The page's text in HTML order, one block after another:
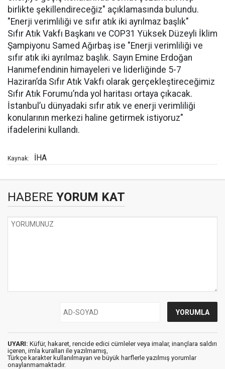
birlikte şekillendireceğiz" açıklamasında bulundu.
"Enerji verimliliği ve sıfır atık iki ayrılmaz başlık"
Sıfır Atık Vakfı Başkanı ve COP31 Yüksek Düzeyli İklim
Şampiyonu Samed Ağırbaş ise "Enerji verimliliği ve
sıfır atık iki ayrılmaz başlık. Sayın Emine Erdoğan
Hanımefendinin himayeleri ve liderliğinde 5-7
Haziran’da Sıfır Atık Vakfı olarak gerçekleştireceğimiz
Sıfır Atık Forumu’nda yol haritası ortaya çıkacak.
İstanbul’u dünyadaki sıfır atık ve enerji verimliliği
konularının merkezi haline getirmek istiyoruz"
ifadelerini kullandı.
Kaynak: İHA
HABERE YORUM KAT
UYARI: Küfür, hakaret, rencide edici cümleler veya imalar, inançlara saldırı
içeren, imla kuralları ile yazılmamış,
Türkçe karakter kullanılmayan ve büyük harflerle yazılmış yorumlar
onaylanmamaktadır.